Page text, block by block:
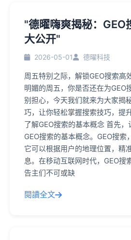
"德曜嗨爽揭秘：GEO
大公开"
2026-05-01 德曜科技
周五特别之际，解锁GEO搜索高
明媚的周五，你是否还在为GEO
别担心，今天我们就来为大家揭
巧，让你轻松掌握搜索技巧，提
了解GEO搜索的基本概念 首先
GEO搜索的基本概念。GEO搜索
它可以根据用户的地理位置，精
息。在移动互联网时代，GEO搜
告主们不可或缺
閱讀全文